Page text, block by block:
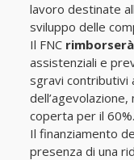
lavoro destinate
sviluppo delle
Il FNC
assistenziali e
sgravi contributivi
coperta per il 60%.
Il finanziamento
presenza di una